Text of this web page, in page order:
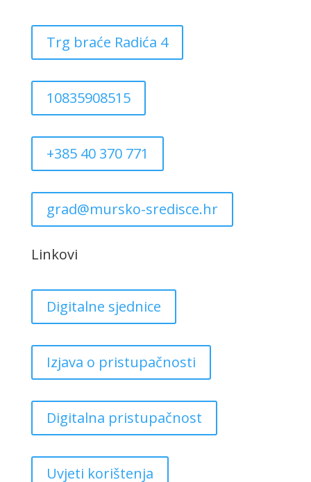
Trg braće Radića 4
10835908515
+385 40 370 771
grad@mursko-sredisce.hr
Linkovi
Digitalne sjednice
Izjava o pristupačnosti
Digitalna pristupačnost
Uvjeti korištenja